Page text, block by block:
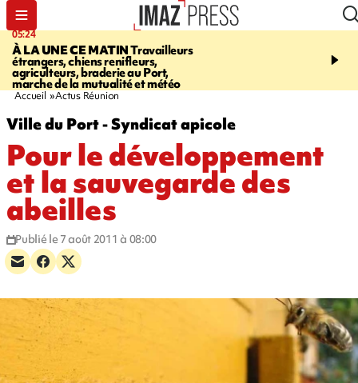
05:24
À LA UNE CE MATINTravailleurs
étrangers, chiens renifleurs,
agriculteurs, braderie au Port,
marche de la mutualité et météo
07:05
mobilisés pour traquer
Accueil Actus Réunion
Ville du Port - Syndicat apicole
Pour le développement
et la sauvegarde des
abeilles
Publié le 7 août 2011 à 08:00